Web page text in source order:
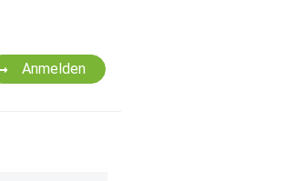
Anmelden